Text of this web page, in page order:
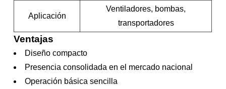
Aplicación
Ventiladores, bombas,
transportadores
Ventajas
Diseño compacto
Presencia consolidada en el mercado nacional
Operación básica sencilla